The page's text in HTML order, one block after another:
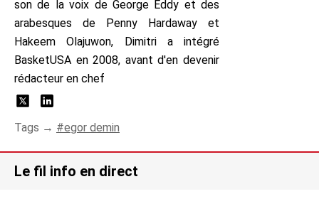
son de la voix de George Eddy et des
arabesques de Penny Hardaway et
Hakeem Olajuwon, Dimitri a intégré
BasketUSA en 2008, avant d'en devenir
rédacteur en chef
Tags → egor demin
Le fil info en direct